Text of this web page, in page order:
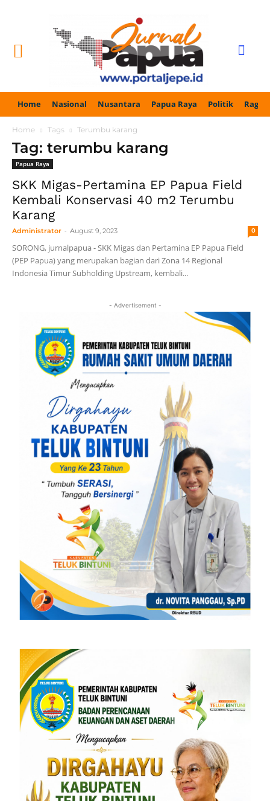
Home Nasional Nusantara Papua Raya Politik
Home Tags Terumbu karang
Tag: terumbu karang
Papua Raya
SKK Migas-Pertamina EP Papua Field
Kembali Konservasi 40 m2 Terumbu
Karang
Administrator - August 9, 2023 0
SORONG, jurnalpapua - SKK Migas dan Pertamina EP Papua Field
(PEP Papua) yang merupakan bagian dari Zona 14 Regional
Indonesia Timur Subholding Upstream, kembali...
- Advertisement -